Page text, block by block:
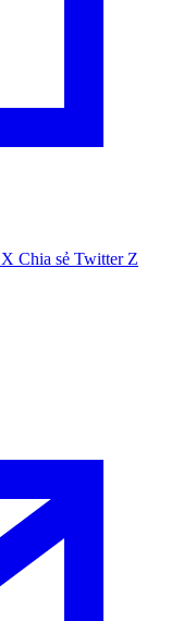
X Chia sẻ Twitter Z